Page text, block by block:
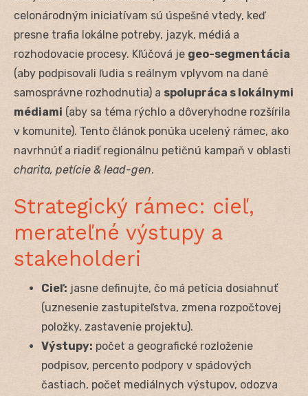
celonárodným iniciatívam sú úspešné vtedy, keď
presne trafia lokálne potreby, jazyk, médiá a
rozhodovacie procesy. Kľúčová je geo-segmentácia
(aby podpisovali ľudia s reálnym vplyvom na dané
samosprávne rozhodnutia) a spolupráca s lokálnymi
médiami (aby sa téma rýchlo a dôveryhodne rozšírila
v komunite). Tento článok ponúka ucelený rámec, ako
navrhnúť a riadiť regionálnu petičnú kampaň v oblasti
charita, petície & lead-gen.
Strategický rámec: cieľ,
merateľné výstupy a
stakeholderi
Cieľ: jasne definujte, čo má petícia dosiahnuť
(uznesenie zastupiteľstva, zmena rozpočtovej
položky, zastavenie projektu).
Výstupy: počet a geografické rozloženie
podpisov, percento podpory v spádových
častiach, počet mediálnych výstupov, odozva